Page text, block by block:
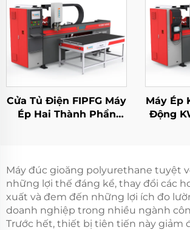
Cửa Tủ Điện FIPFG Máy
Ép Hai Thành Phần
Máy Ép
Động
Máy đúc gioăng polyurethane tuyệt
những lợi thế đáng kể, thay đổi các
xuất và đem đến những lợi ích đo
doanh nghiệp trong nhiều ngành
Trước hết, thiết bị tiên tiến này giảm